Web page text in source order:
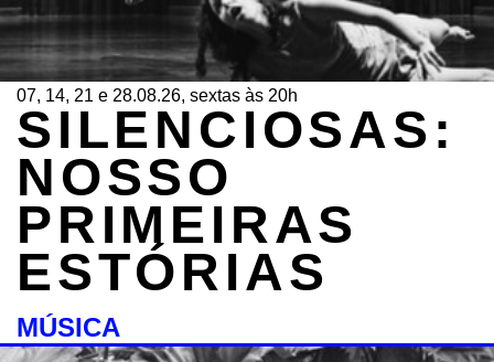
07, 14, 21 e 28.08.26, sextas às 20h
SILENCIOSAS:
NOSSO
PRIMEIRAS
ESTÓRIAS
MÚSICA